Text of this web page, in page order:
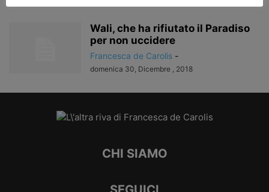
Wali, che ha rifiutato il Paradiso
per non uccidere
Francesca de Carolis -
domenica 30, Dicembre , 2018
CHI SIAMO